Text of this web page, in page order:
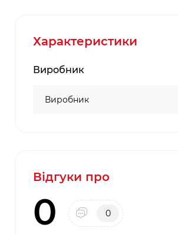
Характеристики
Виробник
Виробник
Відгуки про
0 0